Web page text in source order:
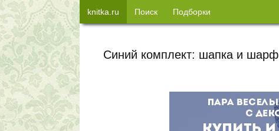
Синий комплект: шапка и шарф
knitka.ru Поиск Подборки